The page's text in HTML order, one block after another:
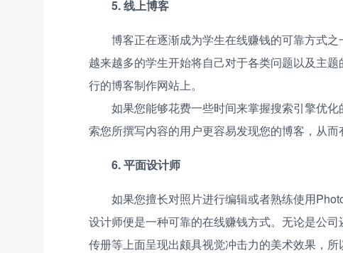
5. 线上博客
博客正在逐渐成为学生在线赚钱的可靠方式
越来越多的学生开始将自己对于各类问题以及主
行的博客制作网站上。
如果您能够花费一些时间来掌握搜索引擎优
索您所撰写内容的用户更容易发现您的博客，从而
6. 平面设计师
如果您擅长对照片进行编辑或者熟练使用
设计师便是一种可靠的在线赚钱方式。无论是公
传册等上面呈现出颇具视觉冲击力的美术效果，